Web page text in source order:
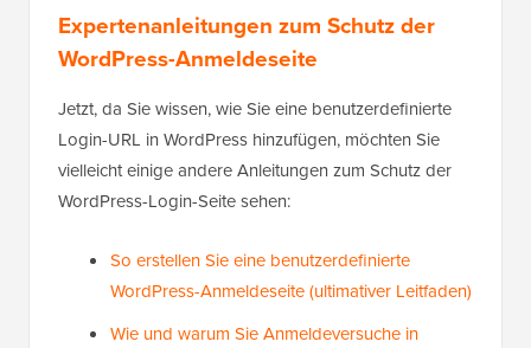
Expertenanleitungen zum Schutz der
WordPress-Anmeldeseite
Jetzt, da Sie wissen, wie Sie eine benutzerdefinierte
Login-URL in WordPress hinzufügen, möchten Sie
vielleicht einige andere Anleitungen zum Schutz der
WordPress-Login-Seite sehen:
So erstellen Sie eine benutzerdefinierte
WordPress-Anmeldeseite (ultimativer Leitfaden)
Wie und warum Sie Anmeldeversuche in